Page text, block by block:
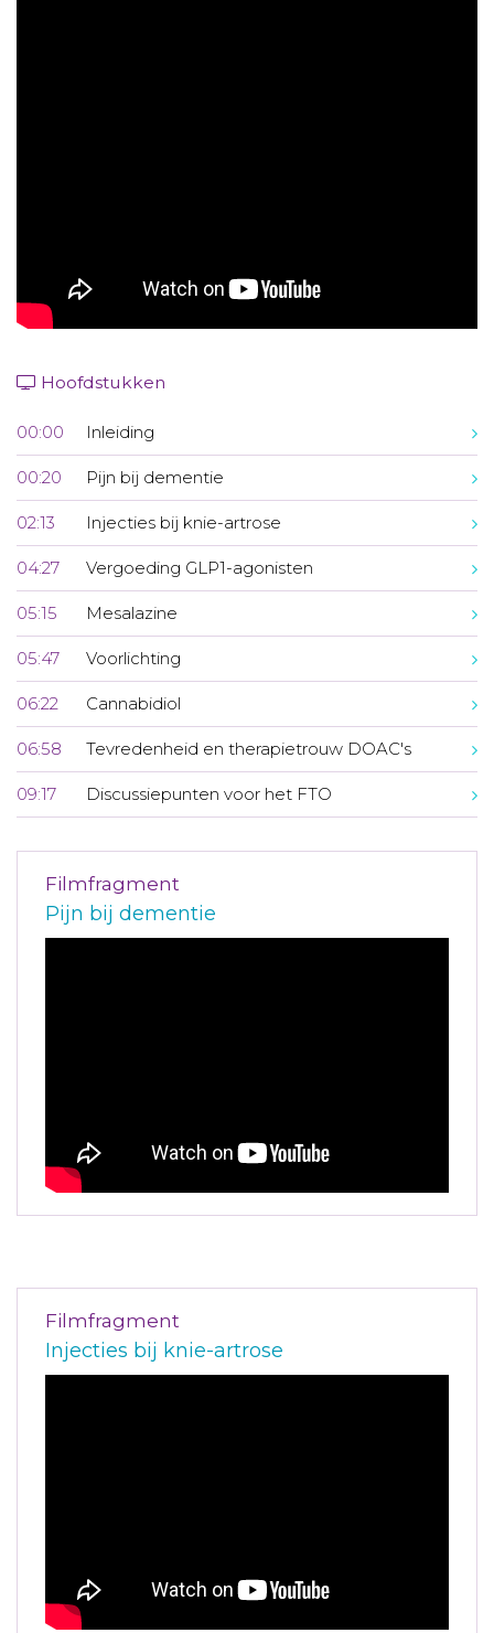
Hoofdstukken
00:00 Inleiding
00:20 Pijn bij dementie
02:13 Injecties bij knie-artrose
04:27 Vergoeding GLP1-agonisten
05:15 Mesalazine
05:47 Voorlichting
06:22 Cannabidiol
06:58 Tevredenheid en therapietrouw DOAC's
09:17 Discussiepunten voor het FTO
Filmfragment
Pijn bij dementie
Filmfragment
Injecties bij knie-artrose